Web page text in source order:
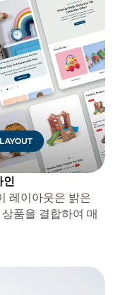
인
레이아웃은 밝은
품을 결합하여 매